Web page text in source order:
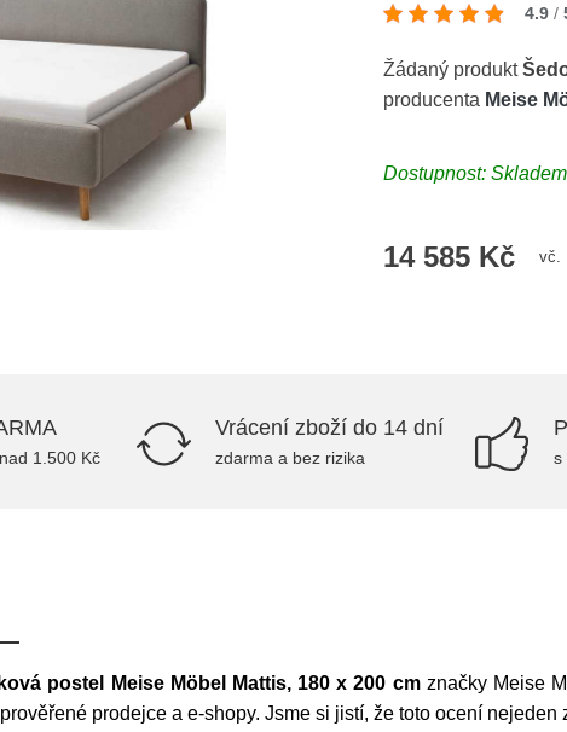
4.9 /
Žádaný produkt
producenta Meise
Dostupnost:
14 585 Kč vč.
1.500 Kč
Vrácení zboží do 14 dní
zdarma a bez rizika s
postel Meise Möbel Mattis, 180 x 200 cmznačky Meise
prodejce a e-shopy. Jsme si jistí, že toto ocení nejeden